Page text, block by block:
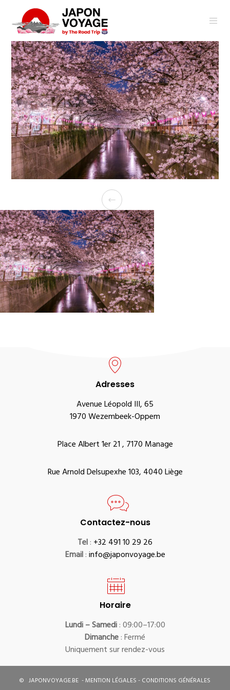
Adresses
Avenue Léopold III, 65
1970 Wezembeek-Oppem
Place Albert 1er 21 , 7170 Manage
Rue Arnold Delsupexhe 103, 4040 Liège
Contactez-nous
Tel: +32 491 10 29 26
Email:info@japonvoyage.be
Horaire
Lundi – Samedi: 09:00–17:00
Dimanche: Fermé
Uniquement sur rendez-vous
© JAPONVOYAGE.BE -MENTION LÉGALES-CONDITIONS GÉNÉRALES